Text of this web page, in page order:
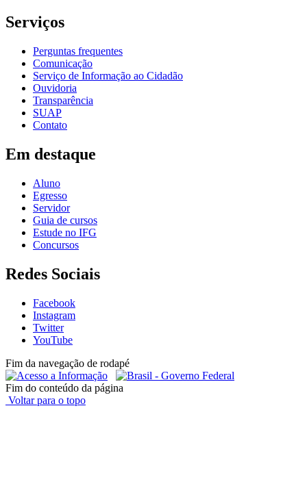
Serviços
Perguntas frequentes
Comunicação
Serviço de Informação ao Cidadão
Ouvidoria
Transparência
SUAP
Contato
Em destaque
Aluno
Egresso
Servidor
Guia de cursos
Estude no IFG
Concursos
Redes Sociais
Facebook
Instagram
Twitter
YouTube
Fim da navegação de rodapé
Fim do conteúdo da página
Voltar para o topo